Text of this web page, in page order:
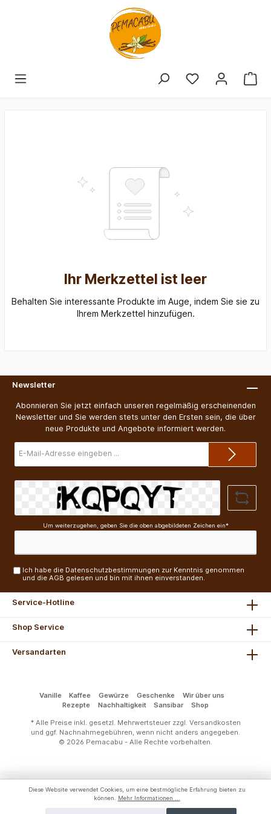
Ihr Merkzettel ist leer
Behalten Sie interessante Produkte im Auge, indem Sie sie zu
Ihrem Merkzettel hinzufügen.
Newsletter
Abonnieren Sie jetzt einfach unseren regelmäßig erscheinenden
Newsletter und Sie werden stets unter den Ersten sein, die über
neue Produkte und Angebote informiert werden.
Mail-
Um weiterzugehen, geben Sie die oben abgebildeten Zeichen ein*
Ich habe die Datenschutzbestimmungen zur Kenntnis genommen
und dieAGB gelesen und bin mit ihnen einverstanden.
Service-Hotline
Shop Service
Versandarten
Vanille Kaffee Gewürze Geschenke
Wir über uns
Rezepte
Nachhaltigkeit Sansibar Shop
* Alle Preise inkl. gesetzl. Mehrwertsteuer zzgl. Versandkosten
und ggf. Nachnahmegebühren, wenn nicht anders angegeben.
© 2026 Pemacabu - Alle Rechte vorbehalten.
Diese Website verwendet Cookies, um eine bestmögliche Erfahrung bieten zu
können.
Mehr Informationen ...